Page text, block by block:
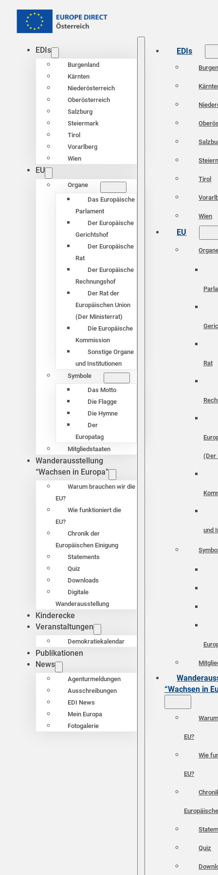
EDIs
Burgenland
Kärnten
Niederösterreich
Oberösterreich
Salzburg
Steiermark
Tirol
Vorarlberg
Wien
EU
Organe
Das Europäische
Parlament
Der Europäische
Gerichtshof
Der Europäische
Rat
Der Europäische
Rechnungshof
Der Rat der
Europäischen Union
(Der Ministerrat)
Die Europäische
Kommission
Sonstige Organe
und Institutionen
Symbole
Das Motto
Die Flagge
Die Hymne
Der
Europatag
Mitgliedstaaten
Wanderausstellung
“Wachsen in Europa”
Warum brauchen wir die
EU?
Wie funktioniert die
EU?
Chronik der
Europäischen Einigung
Statements
Quiz
Downloads
Digitale
Wanderausstellung
Kinderecke
Veranstaltungen
Demokratiekalendar
Publikationen
News
Agenturmeldungen
Ausschreibungen
EDI News
Mein Europa
Fotogalerie
EDIs
Tirol
Wien
EU
Rat
(Der
und
“Wachsen in
EU?
Wie
EU?
Quiz